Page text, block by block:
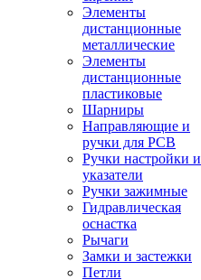
Элементы
дистанционные
металлические
Элементы
дистанционные
пластиковые
Шарниры
Направляющие и
ручки для PCB
Ручки настройки и
указатели
Ручки зажимные
Гидравлическая
оснастка
Рычаги
Замки и застежки
Петли